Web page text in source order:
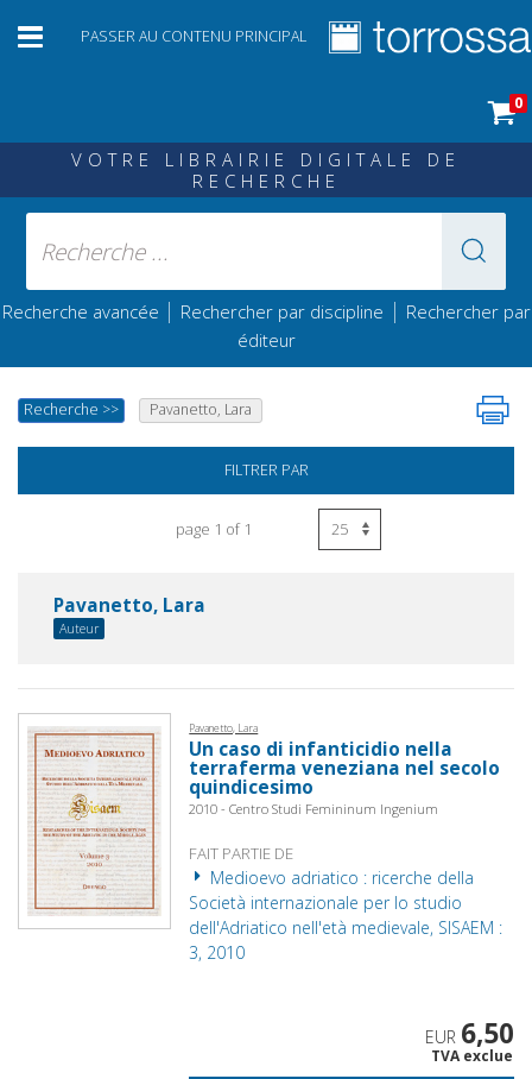
PASSER AU CONTENU PRINCIPAL
0
VOTRE LIBRAIRIE DIGITALE DE
RECHERCHE
Recherche avancée | Rechercher par discipline | Rechercher par
éditeur
Recherche >> Pavanetto, Lara
FILTRER PAR
page 1 of 1
Pavanetto, Lara
Auteur
Pavanetto, Lara
Un caso di infanticidio nella
terraferma veneziana nel secolo
quindicesimo
2010 - Centro Studi Femininum Ingenium
FAIT PARTIE DE
Medioevo adriatico : ricerche della
Società internazionale per lo studio
dell'Adriatico nell'età medievale, SISAEM :
3, 2010
EUR 6,50
TVA exclue